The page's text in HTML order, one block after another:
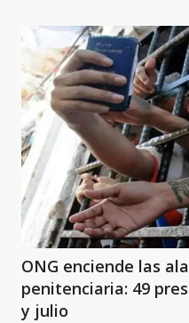
ONG enciende las
penitenciaria: 49
y julio